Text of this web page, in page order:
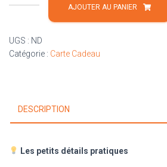
de
AJOUTER AU PANIER
UGS : ND
Catégorie : Carte Cadeau
DESCRIPTION
Les petits détails pratiques